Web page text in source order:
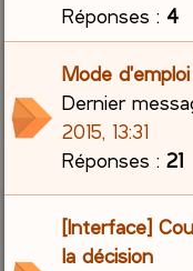
Réponses : 4
Mode
Dernier
2015, 13:31
Réponses :21
[Interface]
la décision